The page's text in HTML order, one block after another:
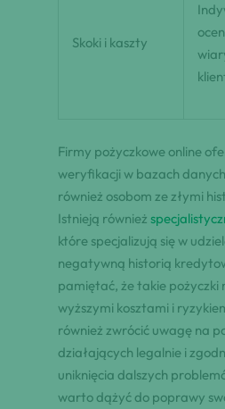
Skoki i kaszty
Firmy pożyczkowe online
weryfikacji w bazach
również osobom ze złymi
Istnieją również
które specjalizują się w
negatywną historią
pamiętać, że takie pożyczki
wyższymi kosztami i
również zwrócić uwagę na
działających legalnie i
uniknięcia dalszych
warto dążyć do poprawy